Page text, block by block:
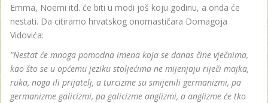
Emma, Noemi itd. će biti u modi još koju godinu, a onda će
nestati. Da citiramo hrvatskog onomastičara Domagoja
Vidovića:
"Nestat će mnoga pomodna imena koja se danas čine vječnima,
kao što se u općemu jeziku stoljećima ne mijenjaju riječi majka,
ruka, noga ili prijatelj, a turcizme su smijenili germanizmi, pa
germanizme galicizmi, pa galicizme anglizmi, a anglizme će tko